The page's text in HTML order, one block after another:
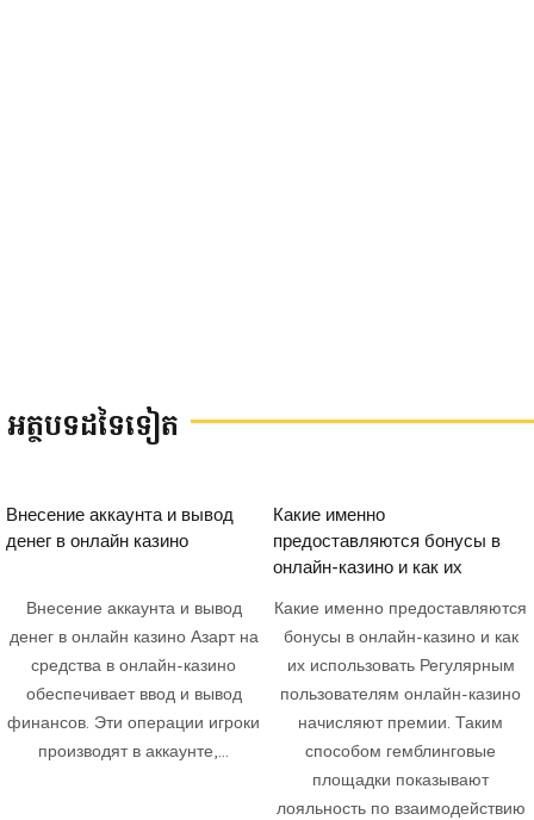
អត្ថបទដទៃទៀត
Внесение аккаунта и вывод
денег в онлайн казино
Внесение аккаунта и вывод
денег в онлайн казино Азарт на
средства в онлайн-казино
обеспечивает ввод и вывод
финансов. Эти операции игроки
производят в аккаунте,...
Какие именно
предоставляются бонусы в
онлайн-казино и как их
Какие именно предоставляются
бонусы в онлайн-казино и как
их использовать Регулярным
пользователям онлайн-казино
начисляют премии. Таким
способом гемблинговые
площадки показывают
лояльность по взаимодействию